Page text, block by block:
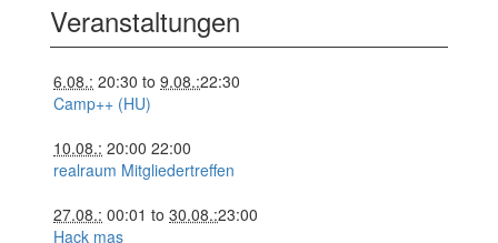
Veranstaltungen
6.08.: 20:30 to 9.08.:22:30
Camp++ (HU)
10.08.: 20:00 22:00
realraum Mitgliedertreffen
27.08.: 00:01 to 30.08.:23:00
Hack mas